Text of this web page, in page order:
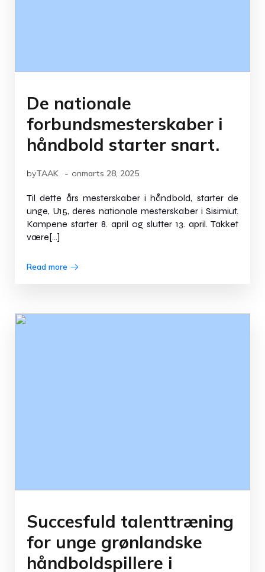
De nationale
forbundsmesterskaber i
håndbold starter snart.
byTAAK - onmarts 28, 2025
Til dette års mesterskaber i håndbold, starter de
unge, U15, deres nationale mesterskaber i Sisimiut.
Kampene starter 8. april og slutter 13. april. Takket
være[…]
Read more
Succesfuld talenttræning
for unge grønlandske
håndboldspillere i